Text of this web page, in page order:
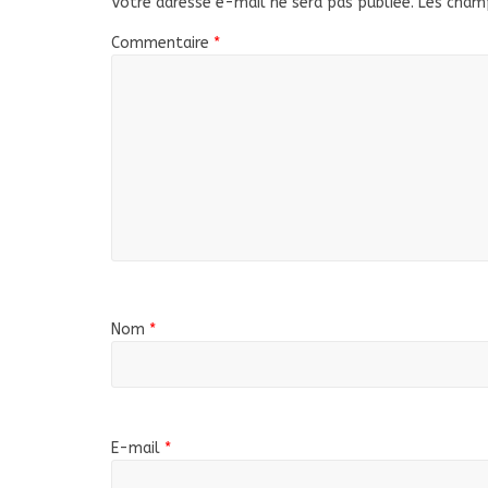
Commentaire *
Nom *
E-mail *